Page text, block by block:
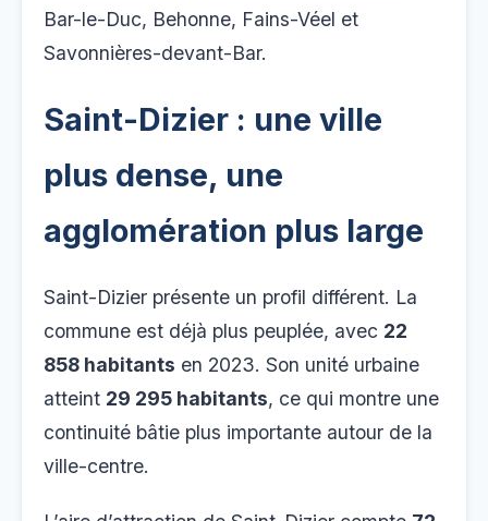
Bar-le-Duc, Behonne, Fains-Véel et
Savonnières-devant-Bar.
Saint-Dizier : une ville
plus dense, une
agglomération plus large
Saint-Dizier présente un profil différent. La
commune est déjà plus peuplée, avec 22
858 habitants en 2023. Son unité urbaine
atteint 29 295 habitants, ce qui montre une
continuité bâtie plus importante autour de la
ville-centre.